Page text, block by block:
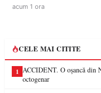
acum 1 ora
CELE MAI CITITE
1 ACCIDENT. O oșancă din
octogenar